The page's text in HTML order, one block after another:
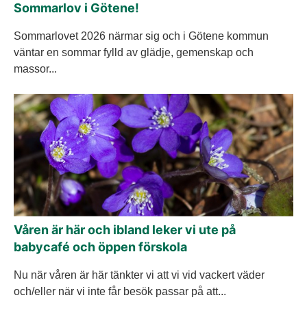
Sommarlov i Götene!
Sommarlovet 2026 närmar sig och i Götene kommun
väntar en sommar fylld av glädje, gemenskap och
massor...
Våren är här och ibland leker vi ute på
babycafé och öppen förskola
Nu när våren är här tänkter vi att vi vid vackert väder
och/eller när vi inte får besök passar på att...